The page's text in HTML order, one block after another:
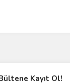
Kayıt Ol!